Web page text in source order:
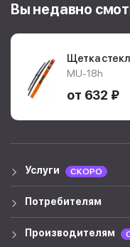
Вы недавно
Щетка
Masuma
MU-18h
от 632 ₽
Услуги СКОРО
Потребителям
Производителям